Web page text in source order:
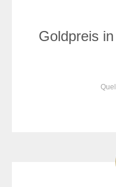
Goldpreis